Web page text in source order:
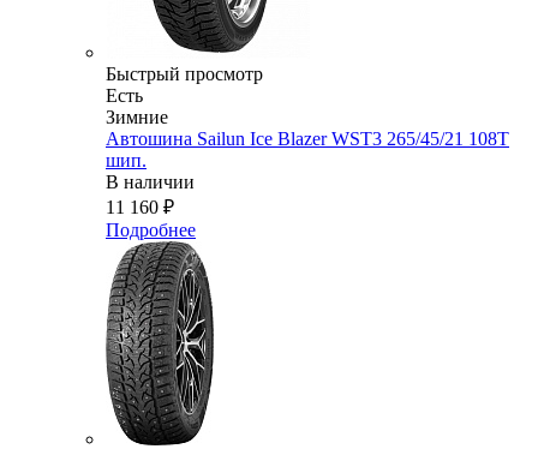
Быстрый просмотр
Есть
Зимние
Автошина Sailun Ice Blazer WST3 265/45/21 108T
шип.
В наличии
11 160 ₽
Подробнее